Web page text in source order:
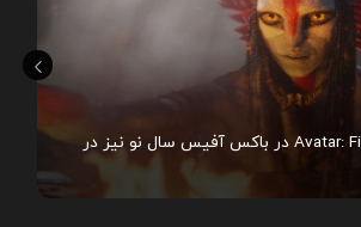
فیلم Avatar: Fire and Ash در باکس آفیس سال نو نیز در